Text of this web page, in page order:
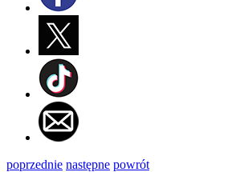
poprzednie następne powrót